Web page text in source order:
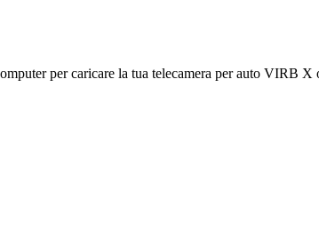
per caricare la tua telecamera per auto VIRB